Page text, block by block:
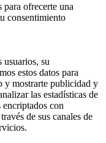
ofrecerte una
consentimiento
usuarios, su
estos datos para
y mostrarte publicidad y
las estadísticas de
encriptados con
de sus canales de